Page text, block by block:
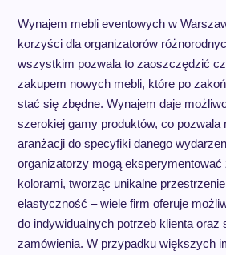
Wynajem mebli eventowych w
korzyści dla organizatorów
wszystkim pozwala to zaoszczędzić
zakupem nowych mebli, które po
stać się zbędne. Wynajem daje
szerokiej gamy produktów, co pozwala
aranżacji do specyfiki danego
organizatorzy mogą
kolorami, tworząc unikalne
elastyczność – wiele firm oferuje
do indywidualnych potrzeb klienta
zamówienia. W przypadku większych